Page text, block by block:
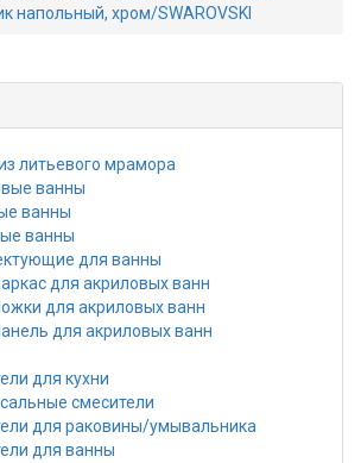
напольный, хром/SWAROVSKI
литьевого мрамора
ванны
ванны
ванны
для ванны
для акриловых ванн
для акриловых ванн
для акриловых ванн
для кухни
смесители
для раковины/умывальника
для ванны